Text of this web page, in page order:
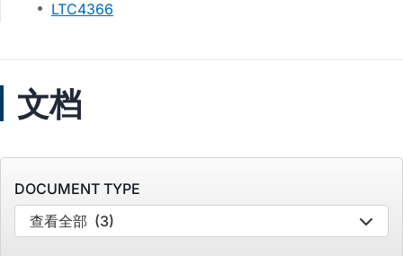
LTC4366
文档
DOCUMENT TYPE
查看全部 (3)